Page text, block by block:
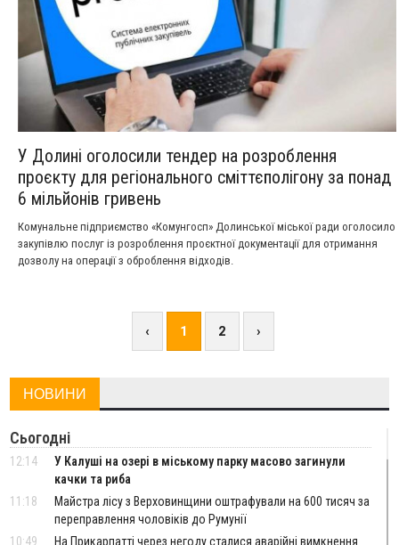
У Долині оголосили тендер на розроблення
проєкту для регіонального сміттєполігону за понад
6 мільйонів гривень
Комунальне підприємство «Комунгосп» Долинської міської ради оголосило
закупівлю послуг із розроблення проєктної документації для отримання
дозволу на операції з оброблення відходів.
‹ 1 2 ›
НОВИНИ
Сьогодні
12:14
У Калуші на озері в міському парку масово загинули
качки та риба
11:18
Майстра лісу з Верховинщини оштрафували на 600 тисяч за
переправлення чоловіків до Румунії
10:49
На Прикарпатті через негоду сталися аварійні вимкнення